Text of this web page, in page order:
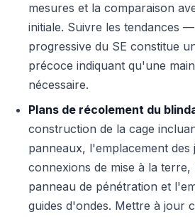
mesures et la comparaison
initiale. Suivre les tendances
progressive du SE constitue
précoce indiquant qu'une
nécessaire.
Plans de récolement du
construction de la cage
panneaux, l'emplacement des
connexions de mise à la
panneau de pénétration et
guides d'ondes. Mettre à jour